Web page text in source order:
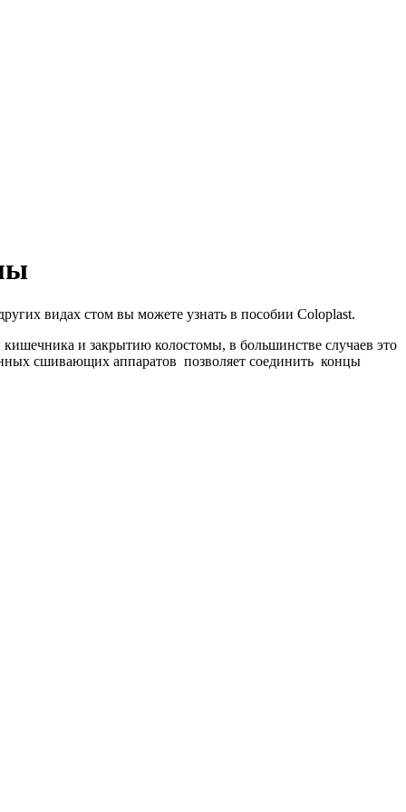
видах стом вы можете узнать в пособии Coloplast.
и закрытию колостомы, в большинстве случаев это
сшивающих аппаратов позволяет соединить концы